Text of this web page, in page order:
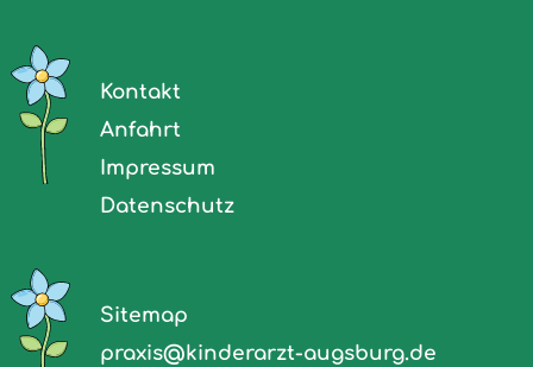
Kontakt
Anfahrt
Impressum
Datenschutz
Sitemap
praxis@kinderarzt-augsburg.de